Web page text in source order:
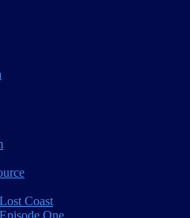
Coast